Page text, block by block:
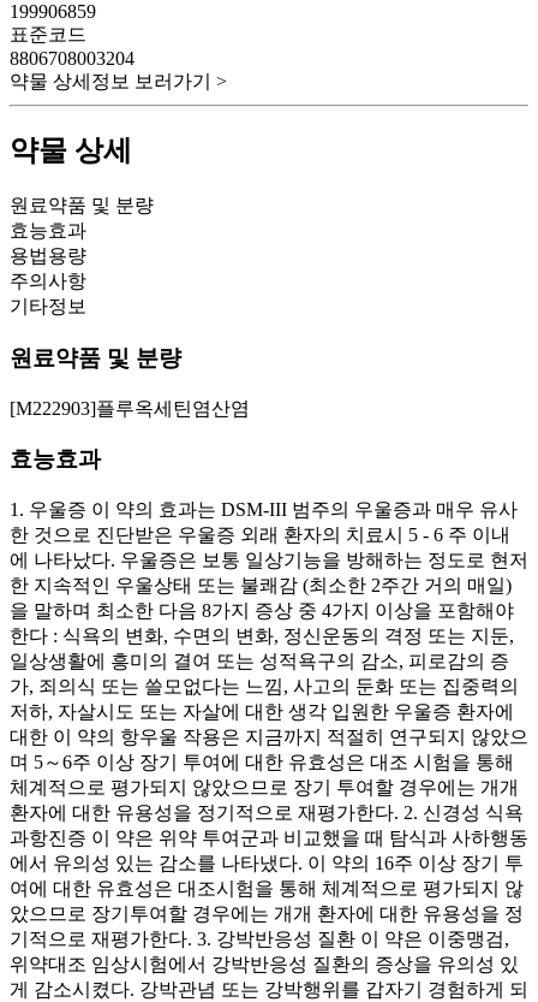
199906859
표준코드
8806708003204
약물 상세정보 보러가기 >
약물 상세
원료약품 및 분량
효능효과
용법용량
주의사항
기타정보
원료약품 및 분량
[M222903]플루옥세틴염산염
효능효과
1. 우울증 이 약의 효과는 DSM-III 범주의 우울증과 매우 유사
한 것으로 진단받은 우울증 외래 환자의 치료시 5 - 6 주 이내
에 나타났다. 우울증은 보통 일상기능을 방해하는 정도로 현저
한 지속적인 우울상태 또는 불쾌감 (최소한 2주간 거의 매일)
을 말하며 최소한 다음 8가지 증상 중 4가지 이상을 포함해야
한다 : 식욕의 변화, 수면의 변화, 정신운동의 격정 또는 지둔,
일상생활에 흥미의 결여 또는 성적욕구의 감소, 피로감의 증
가, 죄의식 또는 쓸모없다는 느낌, 사고의 둔화 또는 집중력의
저하, 자살시도 또는 자살에 대한 생각 입원한 우울증 환자에
대한 이 약의 항우울 작용은 지금까지 적절히 연구되지 않았으
며 5～6주 이상 장기 투여에 대한 유효성은 대조 시험을 통해
체계적으로 평가되지 않았으므로 장기 투여할 경우에는 개개
환자에 대한 유용성을 정기적으로 재평가한다. 2. 신경성 식욕
과항진증 이 약은 위약 투여군과 비교했을 때 탐식과 사하행동
에서 유의성 있는 감소를 나타냈다. 이 약의 16주 이상 장기 투
여에 대한 유효성은 대조시험을 통해 체계적으로 평가되지 않
았으므로 장기투여할 경우에는 개개 환자에 대한 유용성을 정
기적으로 재평가한다. 3. 강박반응성 질환 이 약은 이중맹검,
위약대조 임상시험에서 강박반응성 질환의 증상을 유의성 있
게 감소시켰다. 강박관념 또는 강박행위를 갑자기 경험하게 되